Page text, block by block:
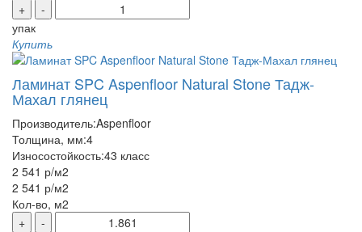
+
-
упак
Купить
Ламинат SPC Aspenfloor Natural Stone Тадж-
Махал глянец
Производитель:Aspenfloor
Толщина, мм:4
Износостойкость:43 класс
2 541 р/м2
2 541 р/м2
Кол-во, м2
+
-